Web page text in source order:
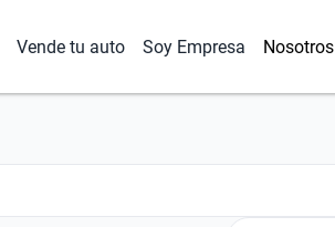
Vende tu auto Soy Empresa Nosotros